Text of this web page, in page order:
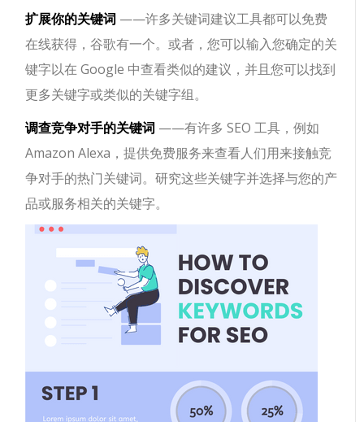
扩展你的关键词 ——许多关键词建议工具都可以免费
在线获得，谷歌有一个。或者，您可以输入您确定的关
键字以在 Google 中查看类似的建议，并且您可以找到
更多关键字或类似的关键字组。
调查竞争对手的关键词 ——有许多 SEO 工具，例如
Amazon Alexa，提供免费服务来查看人们用来接触竞
争对手的热门关键词。研究这些关键字并选择与您的产
品或服务相关的关键字。